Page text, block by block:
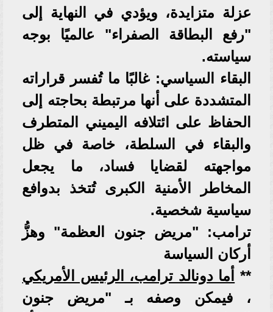
عزلة متزايدة، ويؤدي في النهاية إلى
"رفع البطاقة الصفراء" عالميًا بوجه
سياسته.
​البقاء السياسي: غالبًا ما تُفسر قراراته
المتشددة على أنها مرتبطة بحاجته إلى
الحفاظ على ائتلافه اليميني المتطرف
والبقاء في السلطة، خاصة في ظل
مواجهته لقضايا فساد، ما يجعل
المخاطر الأمنية الكبرى تُتخذ بدوافع
سياسية شخصية.
​ترامب: "مريض جنون العظمة" وهزُّ
أركان السياسة
** ​
أما دونالد ترامب، الرئيس الأمريكي
، فيمكن وصفه بـ "مريض جنون